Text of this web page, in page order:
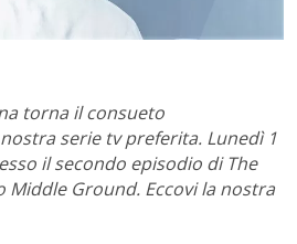
torna il consueto
serie tv preferita. Lunedì 1
il secondo episodio di The
Ground. Eccovi la nostra